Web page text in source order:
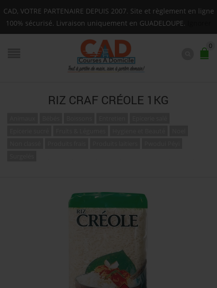
Livraison sur toute la Guadeloupe : Mardi, Jeudi,
0
RIZ CRAF CRÉOLE 1KG
CAD, VOTRE PARTENAIRE DEPUIS 2007. Site et règlement en ligne
100% sécurisé. Livraison uniquement en GUADELOUPE.